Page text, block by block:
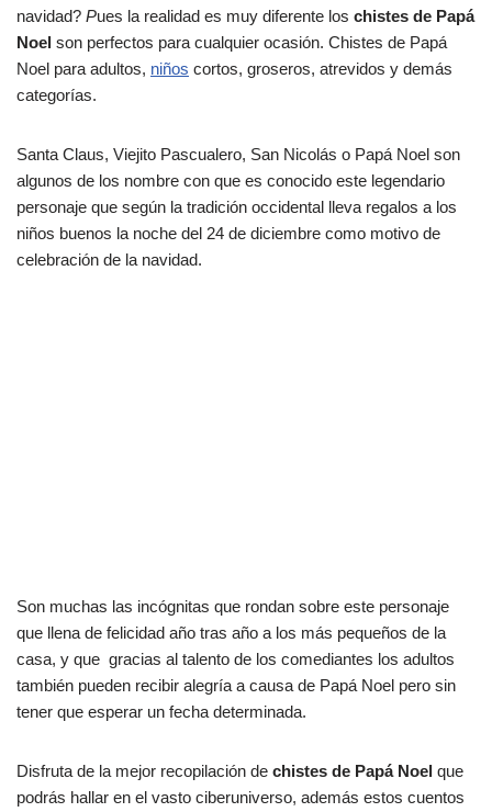
navidad? Pues la realidad es muy diferente los chistes de Papá
Noel son perfectos para cualquier ocasión. Chistes de Papá
Noel para adultos, niños cortos, groseros, atrevidos y demás
categorías.
Santa Claus, Viejito Pascualero, San Nicolás o Papá Noel son
algunos de los nombre con que es conocido este legendario
personaje que según la tradición occidental lleva regalos a los
niños buenos la noche del 24 de diciembre como motivo de
celebración de la navidad.
Son muchas las incógnitas que rondan sobre este personaje
que llena de felicidad año tras año a los más pequeños de la
casa, y que gracias al talento de los comediantes los adultos
también pueden recibir alegría a causa de Papá Noel pero sin
tener que esperar un fecha determinada.
Disfruta de la mejor recopilación de chistes de Papá Noel que
podrás hallar en el vasto ciberuniverso, además estos cuentos